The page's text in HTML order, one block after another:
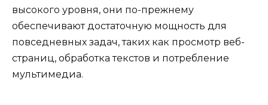
высокого уровня, они по-прежнему
обеспечивают достаточную мощность для
повседневных задач, таких как просмотр веб-
страниц, обработка текстов и потребление
мультимедиа.